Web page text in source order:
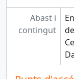
Abast i
contingut